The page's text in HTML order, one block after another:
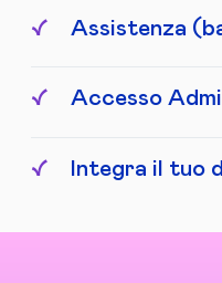
Assistenza
Accesso
Integra il tuo